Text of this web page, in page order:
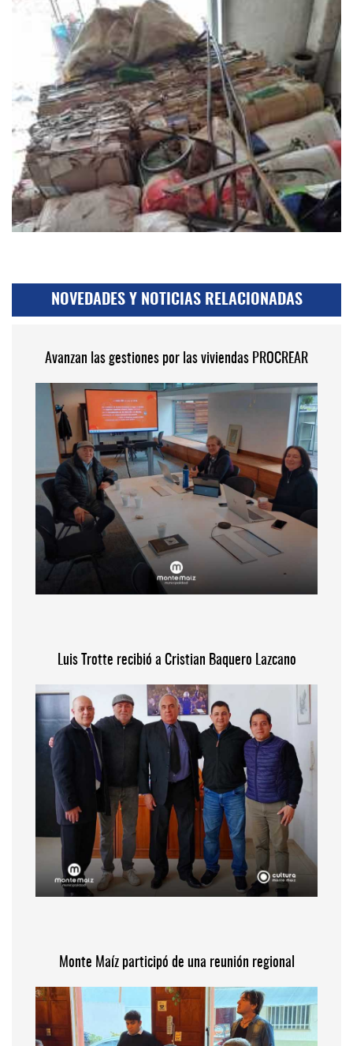
NOVEDADES Y NOTICIAS RELACIONADAS
Avanzan las gestiones por las viviendas PROCREAR
Luis Trotte recibió a Cristian Baquero Lazcano
Monte Maíz participó de una reunión regional